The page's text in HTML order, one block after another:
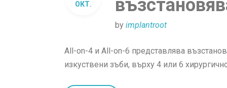
ОКТ.
by implantroot
All-on-4 и All-on-6 представлява
изкуствени зъби, върху 4 или 6